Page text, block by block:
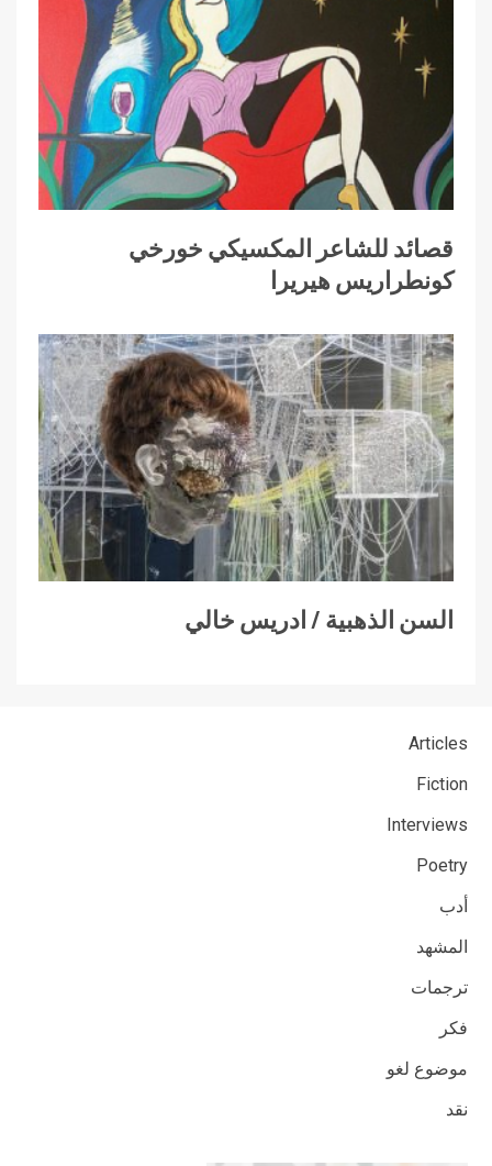
قصائد للشاعر المكسيكي خورخي
كونطراريس هيريرا
السن الذهبية / ادريس خالي
Articles
Fiction
Interviews
Poetry
أدب
المشهد
ترجمات
فكر
موضوع لغو
نقد